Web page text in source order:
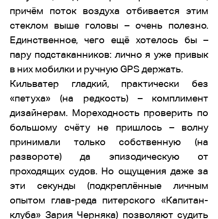
причём поток воздуха отбивается этим
стеклом выше головы – очень полезно.
Единственное, чего ещё хотелось бы –
пару подстаканников: лично я уже привык
в них мобилки и ручную GPS держать.
Кильватер гладкий, практически без
«петуха» (на редкость) – комплимент
дизайнерам. Мореходность проверить по
большому счёту не пришлось – волну
принимали только собственную (на
развороте) да эпизодическую от
проходящих судов. Но ощущения даже за
эти секунды (подкреплённые личным
опытом глав-реда питерского «Капитан-
клуба» Зария Черняка) позволяют судить